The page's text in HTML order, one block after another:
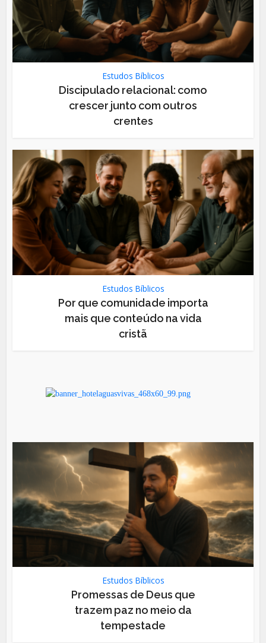
Estudos Bíblicos
Discipulado relacional: como
crescer junto com outros
crentes
Estudos Bíblicos
Por que comunidade importa
mais que conteúdo na vida
cristã
Estudos Bíblicos
Promessas de Deus que
trazem paz no meio da
tempestade